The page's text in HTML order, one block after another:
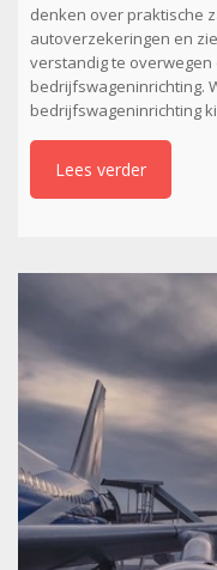
denken over praktische
autoverzekeringen en
verstandig te
bedrijfswageninrichting.
bedrijfswageninrichting